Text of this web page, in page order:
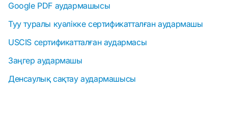
Google PDF аудармашысы
Туу туралы куәлікке сертификатталған аудармашы
USCIS сертификатталған аудармасы
Заңгер аудармашы
Денсаулық сақтау аудармашысы